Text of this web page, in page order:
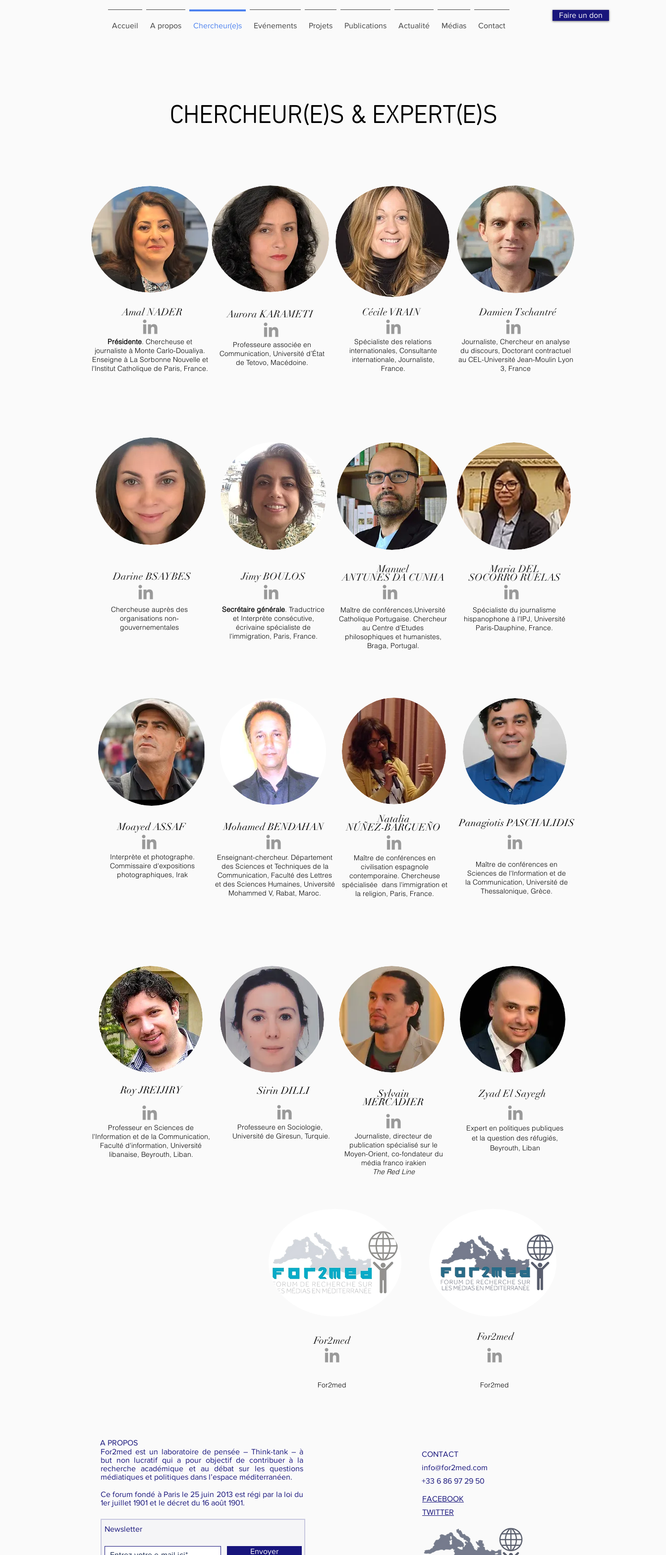
Accueil A propos Chercheur(e)s Evénements Projets Publications Actualité Médias Contact
Faire un don
CHERCHEUR(E)S & EXPERT(E)S
Amal NADER
Présidente. Chercheuse et
journaliste à Monte Carlo-Doualiya.
Enseigne à La Sorbonne Nouvelle et
l'Institut Catholique de Paris, France.
Aurora KARAMETI
Professeure associée en
Communication, Université d’État
de Tetovo, Macédoine.
Cécile VRAIN
Spécialiste des relations
internationales, Consultante
internationale, Journaliste,
France.
Damien Tschantré
Journaliste, Chercheur en analyse
du discours, Doctorant contractuel
au CEL-Université Jean-Moulin Lyon
3, France
Darine BSAYBES
Chercheuse auprès des
organisations non-
gouvernementales
Jimy BOULOS
Secrétaire générale. Traductrice
et Interprète consécutive,
écrivaine spécialiste de
l'immigration, Paris, France.
Manuel
ANTUNES DA CUNHA
Maître de conférences,Université
Catholique Portugaise. Chercheur
au Centre d'Etudes
philosophiques et humanistes,
Braga, Portugal.
MariaDEL
SOCORRORUELAS
Spécialiste du journalisme
hispanophone à l’IPJ, Université
Paris-Dauphine, France.
Moayed ASSAF
Interprète et photographe.
Commissaire d'expositions
photographiques, Irak
Mohamed BENDAHAN
Enseignant-chercheur. Département
des Sciences et Techniques de la
Communication, Faculté des Lettres
et des Sciences Humaines, Université
Mohammed V, Rabat, Maroc.
Natalia
NÚÑEZ-BARGUEÑO
Maître de conférences en
civilisation espagnole
contemporaine. Chercheuse
spécialisée dans l'immigration et
la religion, Paris, France.
Panagiotis PASCHALIDIS
Maître de conférences en
Sciences de l'Information et de
la Communication, Université de
Thessalonique, Grèce.
Roy JREIJIRY
Professeur en Sciences de
l'Information et de la Communication,
Faculté d'information, Université
libanaise, Beyrouth, Liban.
Sirin DILLI
Professeure en Sociologie,
Université de Giresun, Turquie.
Sylvain
MERCADIER
Journaliste, directeur de
publication spécialisé sur le
Moyen-Orient, co-fondateur du
média franco irakien
The Red Line
Zyad El Sayegh
Expert en politiques publiques
et la question des réfugiés,
Beyrouth, Liban
For2med
For2med
For2med
For2med
A PROPOS
For2med est un laboratoire de pensée – Think-tank – à
but non lucratif qui a pour objectif de contribuer à la
recherche académique et au débat sur les questions
médiatiques et politiques dans l’espace méditerranéen. ​
Ce forum fondé à Paris le 25 juin 2013 est régi par la loi du
1er juillet 1901 et le décret du 16 août 1901.​​
Newsletter
Envoyer
CONTACT
info@for2med.com
+33 6 86 97 29 50
FACEBOOK
TWITTER